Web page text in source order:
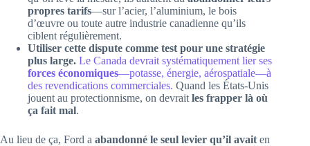
propres tarifs—sur l’acier, l’aluminium, le bois
d’œuvre ou toute autre industrie canadienne qu’ils
ciblent régulièrement.
Utiliser cette dispute comme test pour une stratégie
plus large. Le Canada devrait systématiquement lier ses
forces économiques—potasse, énergie, aérospatiale—à
des revendications commerciales. Quand les États-Unis
jouent au protectionnisme, on devrait les frapper là où
ça fait mal.
Au lieu de ça, Ford a abandonné le seul levier qu’il avait en